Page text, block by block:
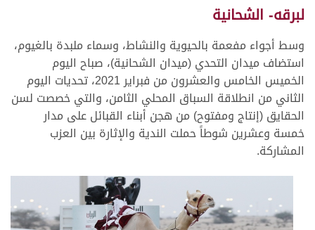
لبرقه- الشحانية
وسط أجواء مفعمة بالحيوية والنشاط، وسماء ملبدة بالغيوم،
استضاف ميدان التحدي (ميدان الشحانية)، صباح اليوم
الخميس الخامس والعشرون من فبراير 2021، تحديات اليوم
الثاني من انطلاقة السباق المحلي الثامن، والتي خصصت لسن
الحقايق (إنتاج ومفتوح) من هجن أبناء القبائل على مدار
خمسة وعشرين شوطاً حملت الندية والإثارة بين العزب
المشاركة.